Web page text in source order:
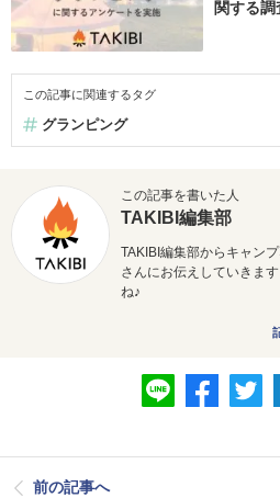
関する調
この記事に関連するタグ
グランピング
この記事を書いた人
TAKIBI編集部
TAKIBI編集部からキャン
さんにお伝えしていきま
ね♪
前の記事へ